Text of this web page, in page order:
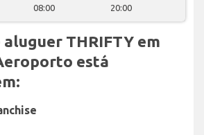
08:00 20:00
aluguer THRIFTY em
está